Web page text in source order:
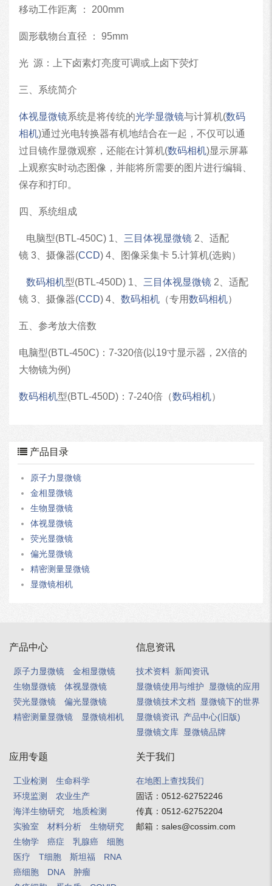
移动工作距离 ： 200mm
圆形载物台直径 ： 95mm
光 源：上下卤素灯亮度可调或上卤下荧灯
三、系统简介
体视显微镜系统是将传统的光学显微镜与计算机(数码
相机)通过光电转换器有机地结合在一起，不仅可以通
过目镜作显微观察，还能在计算机(数码相机)显示屏幕
上观察实时动态图像，并能将所需要的图片进行编辑、
保存和打印。
四、系统组成
电脑型(BTL-450C) 1、 三目体视显微镜 2、适配
镜 3、摄像器(CCD) 4、图像采集卡 5.计算机(选购）
数码相机型(BTL-450D) 1、 三目体视显微镜 2、适配
镜 3、摄像器(CCD) 4、 数码相机 （专用数码相机）
五、参考放大倍数
电脑型(BTL-450C)：7-320倍(以19寸显示器，2X倍的
大物镜为例)
数码相机型(BTL-450D)：7-240倍（数码相机）
产品目录
原子力显微镜
金相显微镜
生物显微镜
体视显微镜
荧光显微镜
偏光显微镜
精密测量显微镜
显微镜相机
产品中心
原子力显微镜
金相显微镜
生物显微镜
体视显微镜
荧光显微镜
偏光显微镜
精密测量显微镜
显微镜相机
信息资讯
技术资料 新闻资讯
显微镜使用与维护
显微镜的应用
显微镜技术文档
显微镜下的世界
显微镜资讯 产品中心(旧版)
显微镜文库 显微镜品牌
应用专题
工业检测
生命科学
环境监测
农业生产
海洋生物研究
地质检测
实验室
材料分析
生物研究
生物学
癌症 乳腺癌
细胞
医疗
T细胞 斯坦福
RNA
癌细胞
DNA
肿瘤
关于我们
在地图上查找我们
固话： 0512-62752246
传真： 0512-62752204
邮箱： sales@cossim.com